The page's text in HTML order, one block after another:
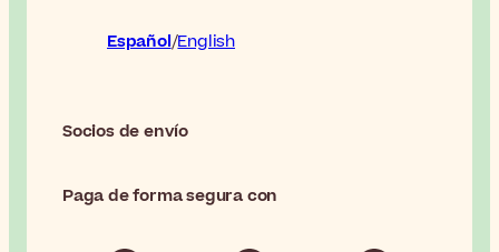
Español English
Socios de envío
Paga de forma segura con